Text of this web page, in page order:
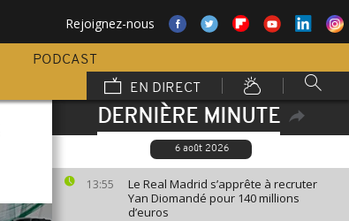
Rejoignez-nous
PODCAST
EN DIRECT
DERNIÈRE MINUTE
6 août 2026
13:55
Le Real Madrid s’apprête à recruter
Yan Diomandé pour 140 millions
d’euros